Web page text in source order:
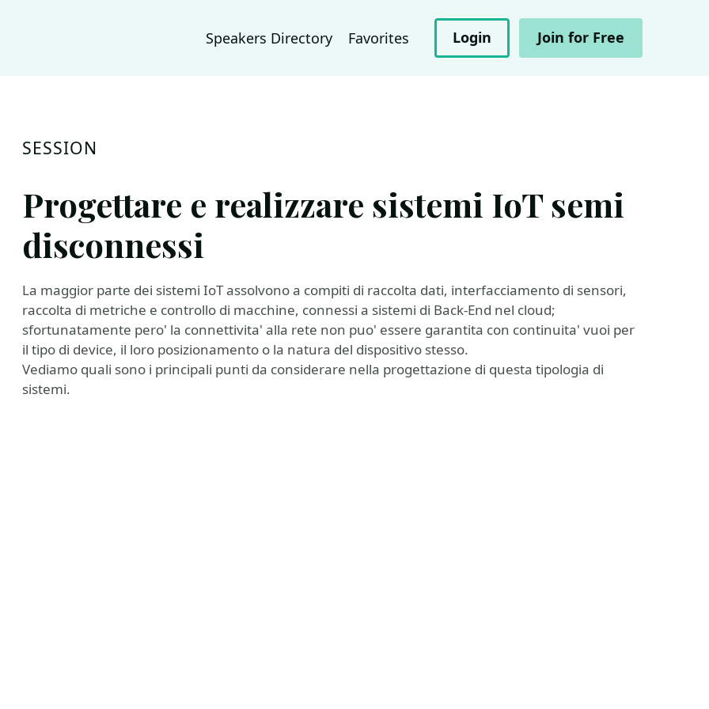
Speakers Directory Favorites Login Join for Free
SESSION
Progettare e realizzare sistemi IoT semi
disconnessi
La maggior parte dei sistemi IoT assolvono a compiti di raccolta dati, interfacciamento di sensori,
raccolta di metriche e controllo di macchine, connessi a sistemi di Back-End nel cloud;
sfortunatamente pero' la connettivita' alla rete non puo' essere garantita con continuita' vuoi per
il tipo di device, il loro posizionamento o la natura del dispositivo stesso.
Vediamo quali sono i principali punti da considerare nella progettazione di questa tipologia di
sistemi.